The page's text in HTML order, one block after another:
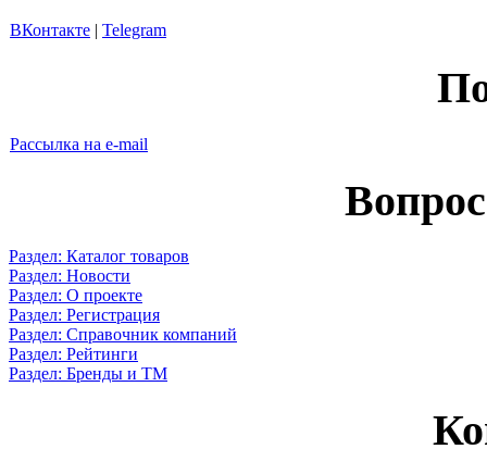
ВКонтакте | Telegram
Рассылка на e-mail
Раздел: Каталог товаров
Раздел: Новости
Раздел: О проекте
Раздел: Регистрация
Раздел: Справочник компаний
Раздел: Рейтинги
Раздел: Бренды и ТМ